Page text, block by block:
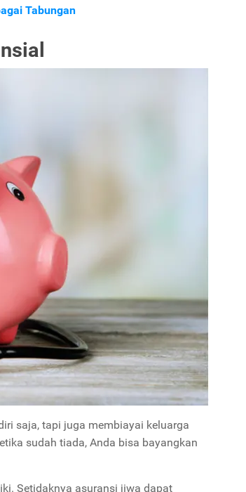
Tabungan
saja, tapi juga membiayai keluarga
sudah tiada, Anda bisa bayangkan
Setidaknya asuransi jiwa dapat